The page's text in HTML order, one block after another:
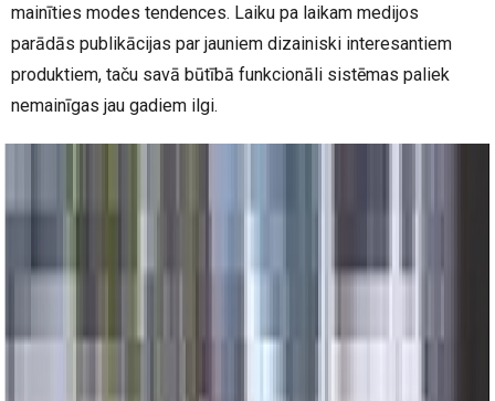
mainīties modes tendences. Laiku pa laikam medijos
parādās publikācijas par jauniem dizainiski interesantiem
produktiem, taču savā būtībā funkcionāli sistēmas paliek
nemainīgas jau gadiem ilgi.